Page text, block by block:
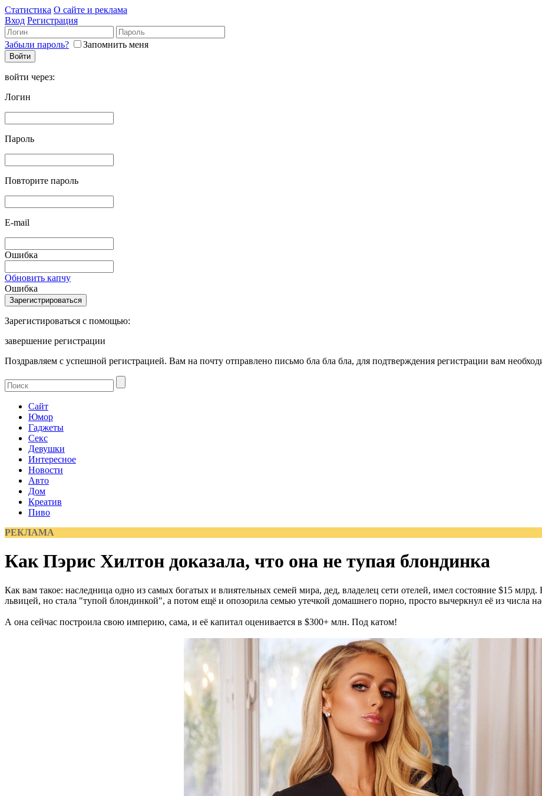
Статистика О сайте и реклама
Вход Регистрация
Забыли пароль? Запомнить меня
войти через:
Логин
Пароль
Повторите пароль
E-mail
Ошибка
Обновить капчу
Ошибка
Зарегистироваться с помощью:
завершение регистрации
Поздравляем с успешной регистрацией. Вам на почту отправлено письмо бла бла бла, для подтверждения регистрации вам
Сайт
Юмор
Гаджеты
Секс
Девушки
Интересное
Новости
Авто
Дом
Креатив
Пиво
РЕКЛАМА
Как Пэрис Хилтон доказала, что она не тупая блондинка
Как вам такое: наследница одно из самых богатых и влиятельных семей мира, дед, владелец сети отелей, имел состояние $15 млрд.
львицей, но стала "тупой блондинкой", а потом ещё и опозорила семью утечкой домашнего порно, просто вычеркнул её из числа
А она сейчас построила свою империю, сама, и её капитал оценивается в $300+ млн. Под катом!